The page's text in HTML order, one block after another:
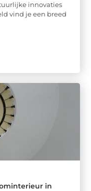
innovaties
vind je een breed
in